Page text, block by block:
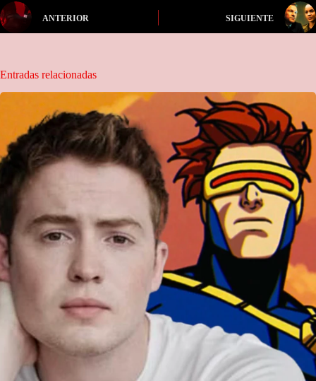
ANTERIOR SIGUIENTE
Entradas relacionadas